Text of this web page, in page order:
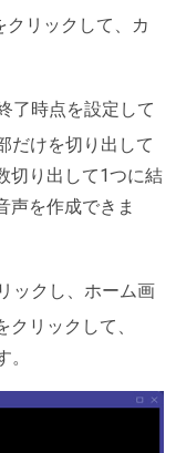
リックして、カ
了時点を設定して
だけを切り出して
切り出して1つに結
声を作成できま
ックし、ホーム画
リックして、